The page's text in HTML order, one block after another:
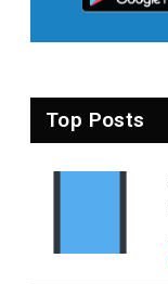
Top Posts